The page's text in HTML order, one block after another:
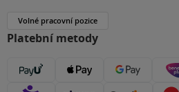
Volné pracovní pozice
Platební metody